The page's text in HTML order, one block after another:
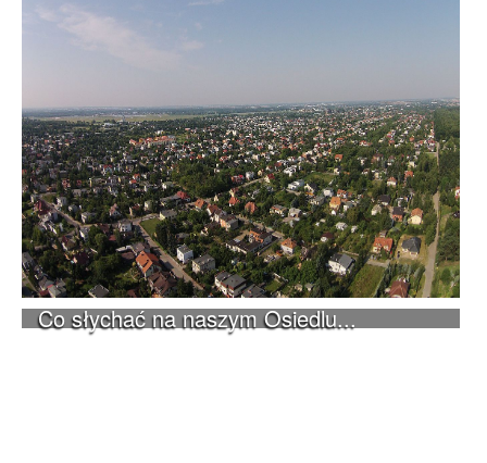
Co słychać na naszym Osiedlu...